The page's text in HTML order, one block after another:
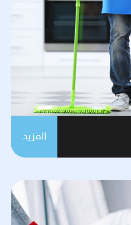
المزيد